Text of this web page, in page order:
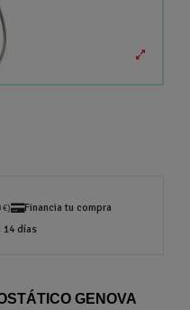
€)
Financia tu compra
14 días
GENOVA